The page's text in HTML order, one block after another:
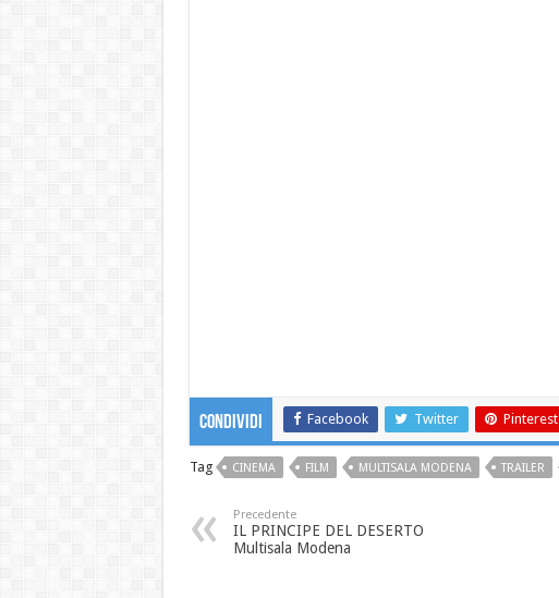
Condividi Facebook Twitter Pinterest
Tag CINEMA FILM MULTISALA MODENA TRAILER
Precedente
IL PRINCIPE DEL DESERTO
Multisala Modena